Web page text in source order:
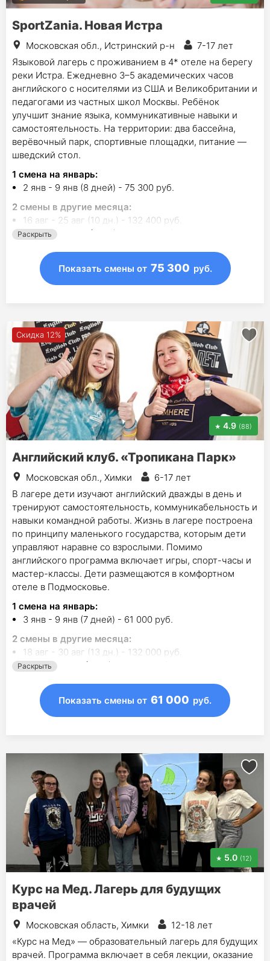
SportZania. Новая Истра
Московская обл., Истринский р-н
7-17 лет
Языковой лагерь с проживанием в 4* отеле на берегу
реки Истра. Ежедневно 3–5 академических часов
английского с носителями из США и Великобритании и
педагогами из частных школ Москвы. Ребёнок
улучшит знание языка, коммуникативные навыки и
самостоятельность. На территории: два бассейна,
верёвочный парк, спортивные площадки, питание —
шведский стол.
1 смена на январь:
2 янв - 9 янв (8 дней) - 75 300 руб.
2 смены в другие месяца:
16 авг - 25 авг (10 дн.) - 132 400 руб.
25 окт - 31 окт (7 дн.) - 63 900 руб.
Раскрыть
Показать смены от 75 300 руб.
Скидка 12%
4.9 (88)
Английский клуб. «Тропикана Парк»
Московская обл., Химки
6-17 лет
В лагере дети изучают английский дважды в день и
тренируют самостоятельность, коммуникабельность и
навыки командной работы. Жизнь в лагере построена
по принципу маленького государства, которым дети
управляют наравне со взрослыми. Помимо
английского программа включает игры, спорт-часы и
мастер-классы. Дети размещаются в комфортном
отеле в Подмосковье.
1 смена на январь:
3 янв - 9 янв (7 дней) - 61 000 руб.
2 смены в другие месяца:
18 авг - 30 авг (13 дн.) - 132 000 руб.
26 окт - 1 ноя (7 дн.) - 47 000 руб.
Раскрыть
Показать смены от 61 000 руб.
5.0 (12)
Курс на Мед. Лагерь для будущих
врачей
Московская область, Химки
12-18 лет
«Курс на Мед» — образовательный лагерь для будущих
врачей. Программа включает в себя лекции, оказание